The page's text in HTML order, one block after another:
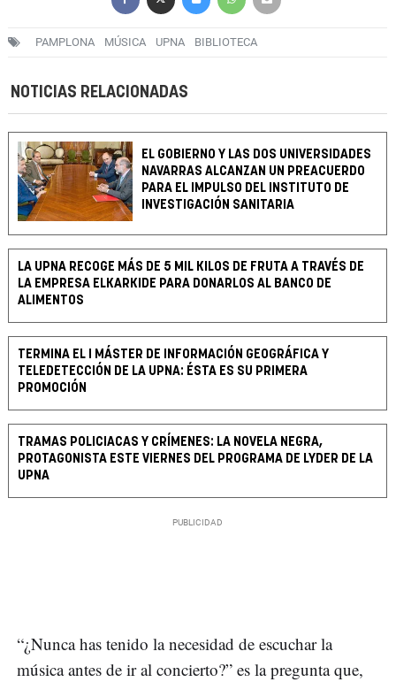
PAMPLONA MÚSICA UPNA BIBLIOTECA
NOTICIAS RELACIONADAS
EL GOBIERNO Y LAS DOS UNIVERSIDADES
NAVARRAS ALCANZAN UN PREACUERDO
PARA EL IMPULSO DEL INSTITUTO DE
INVESTIGACIÓN SANITARIA
LA UPNA RECOGE MÁS DE 5 MIL KILOS DE FRUTA A TRAVÉS DE
LA EMPRESA ELKARKIDE PARA DONARLOS AL BANCO DE
ALIMENTOS
TERMINA EL I MÁSTER DE INFORMACIÓN GEOGRÁFICA Y
TELEDETECCIÓN DE LA UPNA: ÉSTA ES SU PRIMERA
PROMOCIÓN
TRAMAS POLICIACAS Y CRÍMENES: LA NOVELA NEGRA,
PROTAGONISTA ESTE VIERNES DEL PROGRAMA DE LYDER DE LA
UPNA
“¿Nunca has tenido la necesidad de escuchar la
música antes de ir al concierto?” es la pregunta que,